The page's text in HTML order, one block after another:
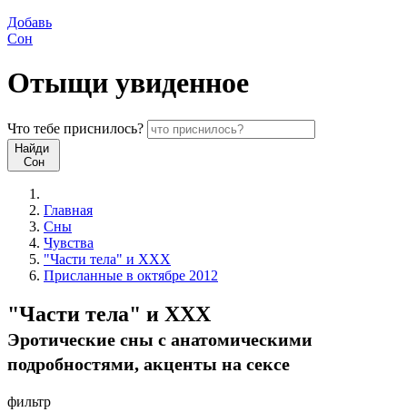
Добавь
Сон
Отыщи увиденное
Что тебе приснилось?
Найди
Сон
Главная
Сны
Чувства
"Части тела" и XXX
Присланные в октябре 2012
"Части тела" и XXX
Эротические сны c анатомическими
подробностями, акценты на сексе
фильтр